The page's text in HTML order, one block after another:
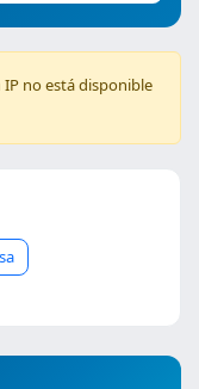
no está disponible